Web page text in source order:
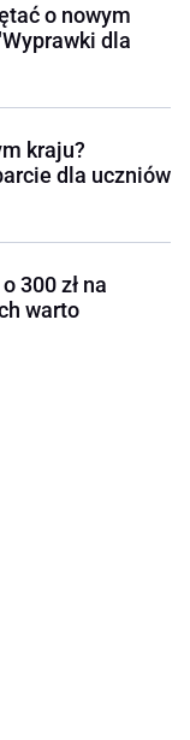
o nowym
dla
kraju?
dla uczniów
300 zł na
warto